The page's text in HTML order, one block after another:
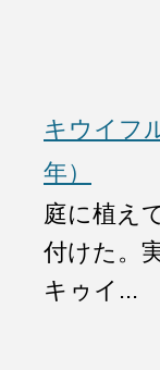
キウイフ
年）
庭に植え
付けた。
キゥイ...